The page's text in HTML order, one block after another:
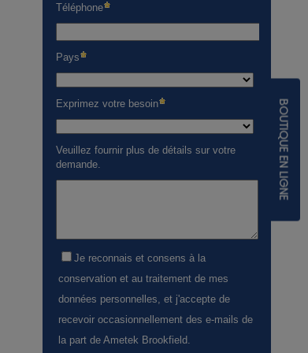
BOUTIQUE EN LIGNE